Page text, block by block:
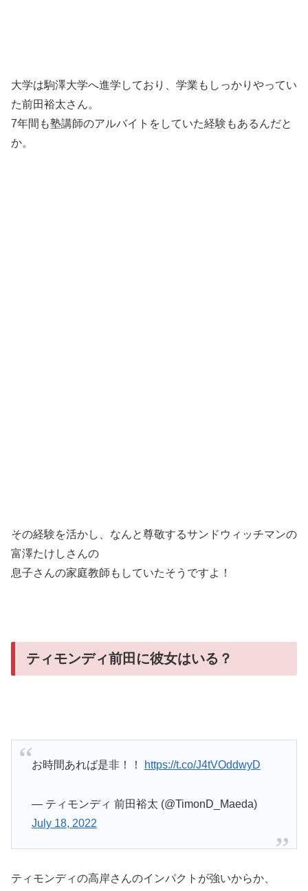
大学は駒澤大学へ進学しており、学業もしっかりやってい
た前田裕太さん。
7年間も塾講師のアルバイトをしていた経験もあるんだと
か。
その経験を活かし、なんと尊敬するサンドウィッチマンの
富澤たけしさんの
息子さんの家庭教師もしていたそうですよ！
ティモンディ前田に彼女はいる？
お時間あれば是非！！ https://t.co/J4tVOddwyD
— ティモンディ 前田裕太 (@TimonD_Maeda)
July 18, 2022
ティモンディの高岸さんのインパクトが強いからか、